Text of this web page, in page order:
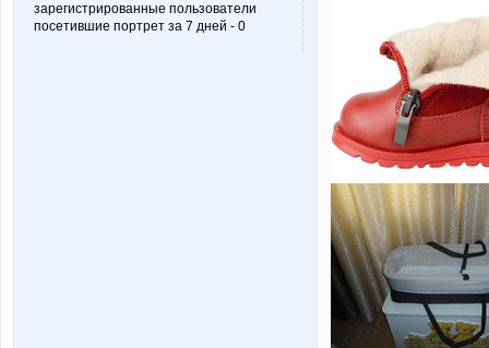
зарегистрированные пользователи
посетившие портрет за 7 дней - 0